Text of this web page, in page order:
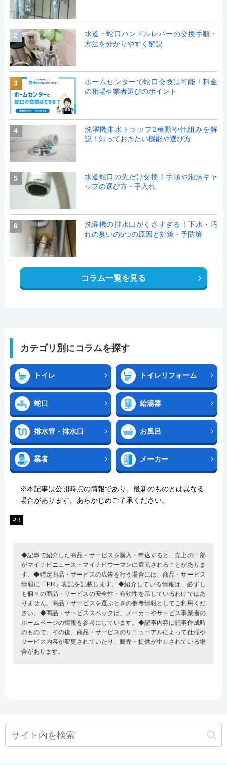
2
水道・蛇口ハンドルレバーの交換手順・
方法を分かりやすく解説
3
ホームセンターで蛇口交換は可能！料金
の相場や業者選びのポイント
4
洗濯機排水トラップ2種類や仕組みを解
説！知っておきたい機能や選び方
5
水道蛇口の先だけ交換！手順や泡沫キャ
ップの選び方・手入れ
6
洗濯機の排水口がくさすぎる！下水・汚
れの臭いの5つの原因と対策・予防策
コラム一覧を見る
カテゴリ別にコラムを探す
トイレ トイレリフォーム
蛇口 給湯器
排水管・排水口 お風呂
業者 メーカー
※本記事は公開時点の情報であり、最新のものとは異なる
場合があります。あらかじめご了承ください。
PR
◆記事で紹介した商品・サービスを購入・申込すると、売上の一部
がマイナビニュース・マイナビウーマンに還元されることがありま
す。◆特定商品・サービスの広告を行う場合には、商品・サービス
情報に「PR」表記を記載します。◆紹介している情報は、必ずし
も個々の商品・サービスの安全性・有効性を示しているわけではあ
りません。商品・サービスを選ぶときの参考情報としてご利用くだ
さい。◆商品・サービススペックは、メーカーやサービス事業者の
ホームページの情報を参考にしています。◆記事内容は記事作成時
のもので、その後、商品・サービスのリニューアルによって仕様や
サービス内容が変更されていたり、販売・提供が中止されている場
合があります。